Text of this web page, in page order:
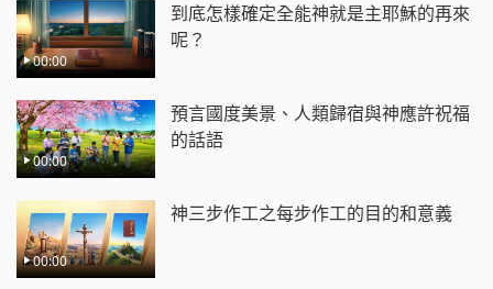
00:00
到底怎樣確定全能神就是主耶穌的再來
呢？
00:00
預言國度美景、人類歸宿與神應許祝福
的話語
00:00
神三步作工之每步作工的目的和意義